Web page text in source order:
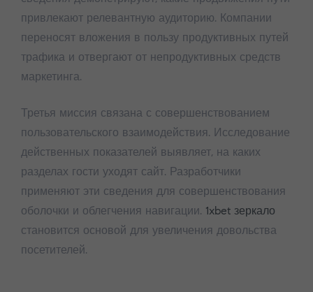
привлекают релевантную аудиторию. Компании
переносят вложения в пользу продуктивных путей
трафика и отвергают от непродуктивных средств
маркетинга.
Третья миссия связана с совершенствованием
пользовательского взаимодействия. Исследование
действенных показателей выявляет, на каких
разделах гости уходят сайт. Разработчики
применяют эти сведения для совершенствования
оболочки и облегчения навигации. 1xbet зеркало
становится основой для увеличения довольства
посетителей.